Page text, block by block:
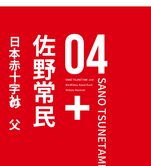
佐野常民
日本赤十字社の父